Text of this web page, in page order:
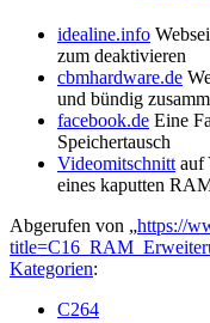
idealine.info
zum deaktivieren
cbmhardware.de
und bündig
facebook.de Eine
Speichertausch
Videomitschnitt auf
eines kaputten
Abgerufen von „https://
Kategorien:
C264